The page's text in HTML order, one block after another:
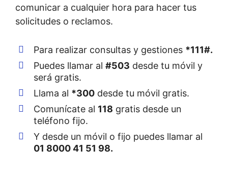
comunicar a cualquier hora para hacer tus
solicitudes o reclamos.
Para realizar consultas y gestiones *111#.
Puedes llamar al #503 desde tu móvil y
será gratis.
Llama al *300 desde tu móvil gratis.
Comunícate al 118 gratis desde un
teléfono fijo.
Y desde un móvil o fijo puedes llamar al
01 8000 41 51 98.